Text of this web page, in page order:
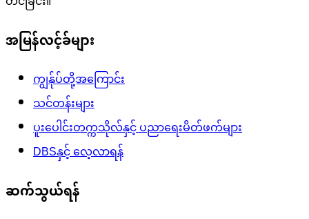
အမြန်လင့်ခ်များ
ကျွန်ုပ်တို့အကြောင်း
သင်တန်းများ
ပူးပေါင်းတက္ကသိုလ်နှင့် ပညာရေးမိတ်ဖက်များ
DBSနှင့် လေ့လာရန်
ဆက်သွယ်ရန်